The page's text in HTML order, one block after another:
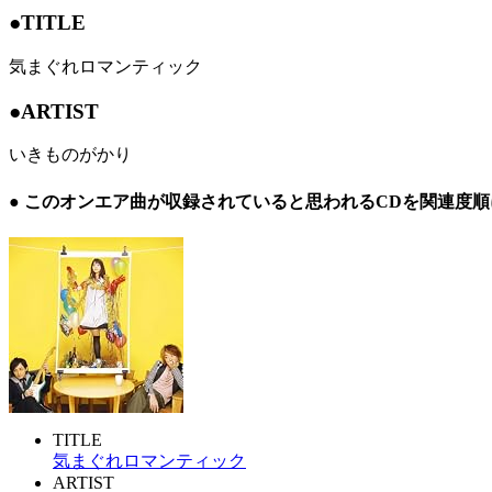
●TITLE
気まぐれロマンティック
●ARTIST
いきものがかり
● このオンエア曲が収録されていると思われるCDを関連度
TITLE
気まぐれロマンティック
ARTIST